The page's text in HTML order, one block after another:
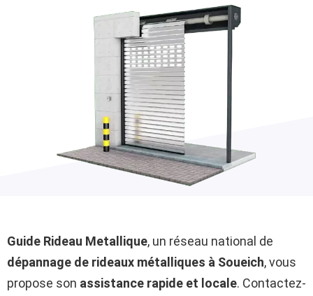
Guide Rideau Metallique, un réseau national de
dépannage de rideaux métalliques à Soueich, vous
propose son assistance rapide et locale. Contactez-